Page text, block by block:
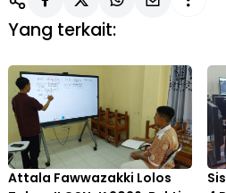
Yang terkait:
Attala Fawwazakki Lolos